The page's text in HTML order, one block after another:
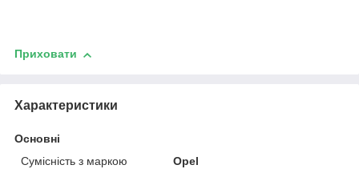
Приховати
Характеристики
Основні
Сумісність з маркою
Opel